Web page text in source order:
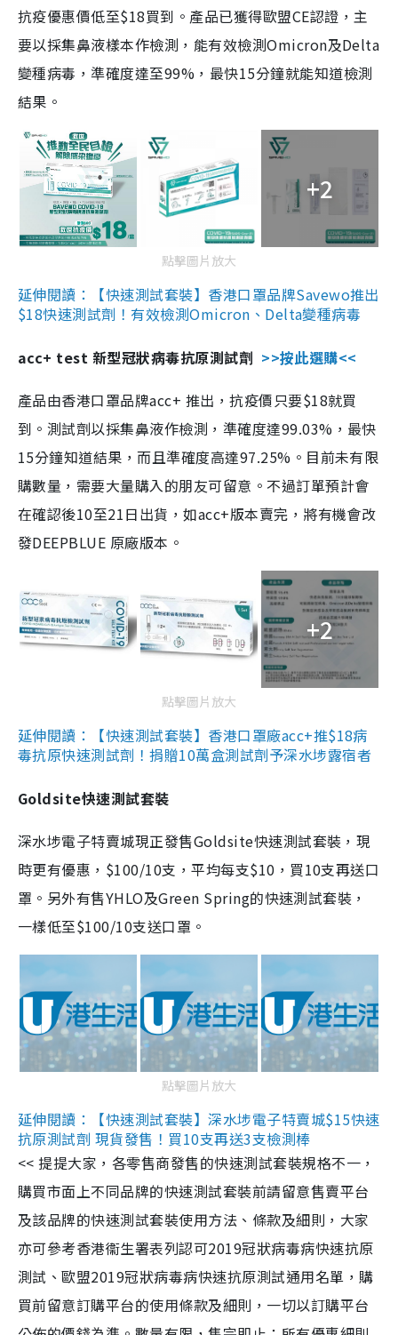
抗疫優惠價低至$18買到。產品已獲得歐盟CE認證，主
要以採集鼻液樣本作檢測，能有效檢測Omicron及Delta
變種病毒，準確度達至99%，最快15分鐘就能知道檢測
結果。
+2
點擊圖片放大
延伸閱讀：【快速測試套裝】香港口罩品牌Savewo推出
$18快速測試劑！有效檢測Omicron、Delta變種病毒
acc+ test 新型冠狀病毒抗原測試劑 >>按此選購<<
產品由香港口罩品牌acc+ 推出，抗疫價只要$18就買
到。測試劑以採集鼻液作檢測，準確度達99.03%，最快
15分鐘知道結果，而且準確度高達97.25%。目前未有限
購數量，需要大量購入的朋友可留意。不過訂單預計會
在確認後10至21日出貨，如acc+版本賣完，將有機會改
發DEEPBLUE 原廠版本。
+2
點擊圖片放大
延伸閱讀：【快速測試套裝】香港口罩廠acc+推$18病
毒抗原快速測試劑！捐贈10萬盒測試劑予深水埗露宿者
Goldsite快速測試套裝
深水埗電子特賣城現正發售Goldsite快速測試套裝，現
時更有優惠，$100/10支，平均每支$10，買10支再送口
罩。另外有售YHLO及Green Spring的快速測試套裝，
一樣低至$100/10支送口罩。
點擊圖片放大
延伸閱讀：【快速測試套裝】深水埗電子特賣城$15快速
抗原測試劑 現貨發售！買10支再送3支檢測棒
<< 提提大家，各零售商發售的快速測試套裝規格不一，
購買市面上不同品牌的快速測試套裝前請留意售賣平台
及該品牌的快速測試套裝使用方法、條款及細則，大家
亦可參考香港衞生署表列認可2019冠狀病毒病快速抗原
測試、歐盟2019冠狀病毒病快速抗原測試通用名單，購
買前留意訂購平台的使用條款及細則，一切以訂購平台